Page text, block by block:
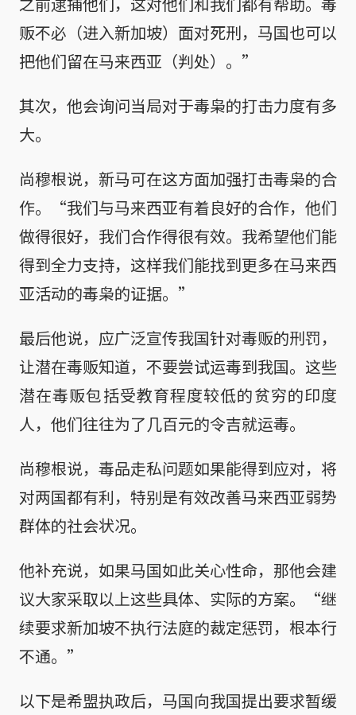
贩不必（进入新加坡）面对死刑，马国也可以
把他们留在马来西亚（判处）。”
其次，他会询问当局对于毒枭的打击力度有多
大。
尚穆根说，新马可在这方面加强打击毒枭的合
作。“我们与马来西亚有着良好的合作，他们
做得很好，我们合作得很有效。我希望他们能
得到全力支持，这样我们能找到更多在马来西
亚活动的毒枭的证据。”
最后他说，应广泛宣传我国针对毒贩的刑罚，
让潜在毒贩知道，不要尝试运毒到我国。这些
潜在毒贩包括受教育程度较低的贫穷的印度
人，他们往往为了几百元的令吉就运毒。
尚穆根说，毒品走私问题如果能得到应对，将
对两国都有利，特别是有效改善马来西亚弱势
群体的社会状况。
他补充说，如果马国如此关心性命，那他会建
议大家采取以上这些具体、实际的方案。“继
续要求新加坡不执行法庭的裁定惩罚，根本行
不通。”
以下是希盟执政后，马国向我国提出要求暂缓